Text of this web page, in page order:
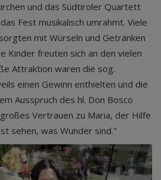
und das Südtiroler Quartett
Fest musikalisch umrahmt. Viele
mit Würseln und Getränken
Kinder freuten sich an den vielen
Attraktion waren die sog.
einen Gewinn enthielten und die
Ausspruch des hl. Don Bosco
Vertrauen zu Maria, der Hilfe
sehen, was Wunder sind."